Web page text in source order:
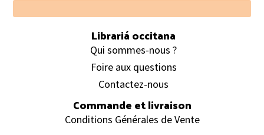
Footer
Librariá occitana
Qui sommes-nous ?
Foire aux questions
Contactez-nous
Commande et livraison
Conditions Générales de Vente